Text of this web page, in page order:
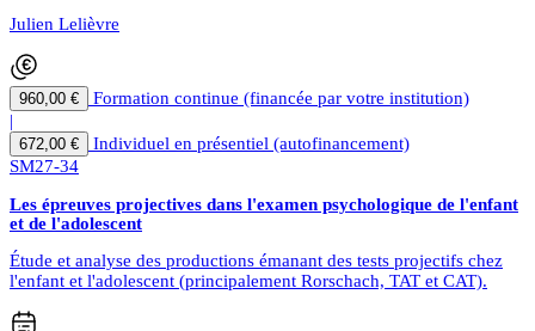
Julien Lelièvre
960,00 €
Formation continue (financée par votre institution)
|
672,00 €
Individuel en présentiel (autofinancement)
SM27-34
Les épreuves projectives dans l'examen psychologique de l'enfant
et de l'adolescent
Étude et analyse des productions émanant des tests projectifs chez
l'enfant et l'adolescent (principalement Rorschach, TAT et CAT).